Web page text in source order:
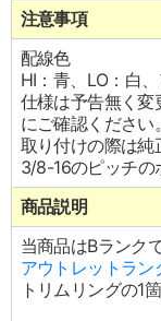
注意事項
配線色
HI：青、LO：白
仕様は予告無く
にご確認ください。
取り付けの際は純
3/8-16のピッチの
商品説明
当商品はBランクで
アウトレットラン
トリムリングの1